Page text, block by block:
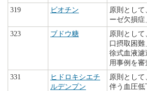
319
ビオチン
原則とし
ーゼ欠損
323
ブドウ糖
原則とし
口摂取困
徐式血液濾
用事例を審
331
ヒドロキシエチ
ルデンプン
原則とし
伴う血圧低